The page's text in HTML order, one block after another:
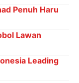
Penuh Haru
Lawan
Leading